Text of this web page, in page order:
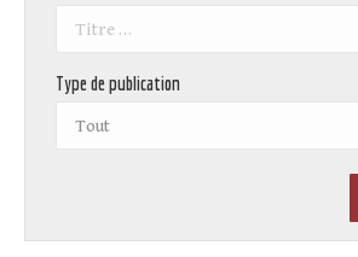
Type de publication